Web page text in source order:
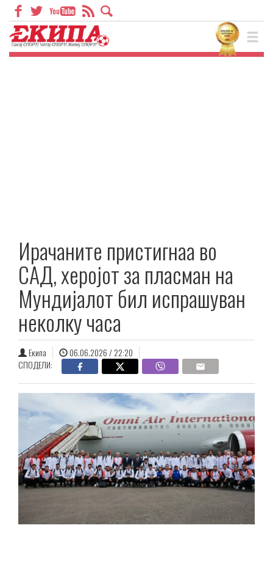
Ирачаните пристигнаа во
САД, херојот за пласман на
Мундијалот бил испрашуван
неколку часа
Екипа
06.06.2026 / 22:20
СПОДЕЛИ: